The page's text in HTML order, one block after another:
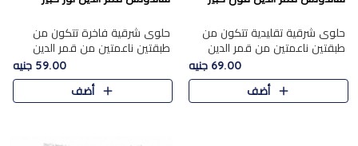
حلوى شرقية تقليدية تتكون من
طبقتين ناعمتين من قمر الدين
الفاخر، تتوسطهما حشوة غنية من
الفول السوداني المحمص، لتجمع
بين حلاوة المشمش الطبيعية..
69.00 جنيه
أضف
حلوى شرقية فاخرة تتكون من
طبقتين ناعمتين من قمر الدين
الفاخر، تتوسطهما حشوة غنية من
اللوز المحمص لتمنح مزيجًا متوازنًا
من النعومة والقرمشة. ..
59.00 جنيه
أضف